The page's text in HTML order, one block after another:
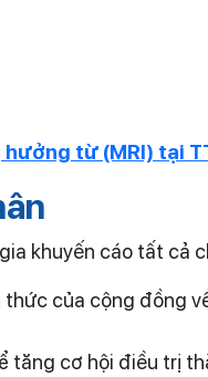
từ (MRI) tại
khuyến cáo tất cả
thức của cộng đồng
tăng cơ hội điều trị